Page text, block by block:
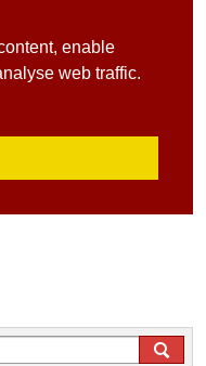
enable
web traffic.